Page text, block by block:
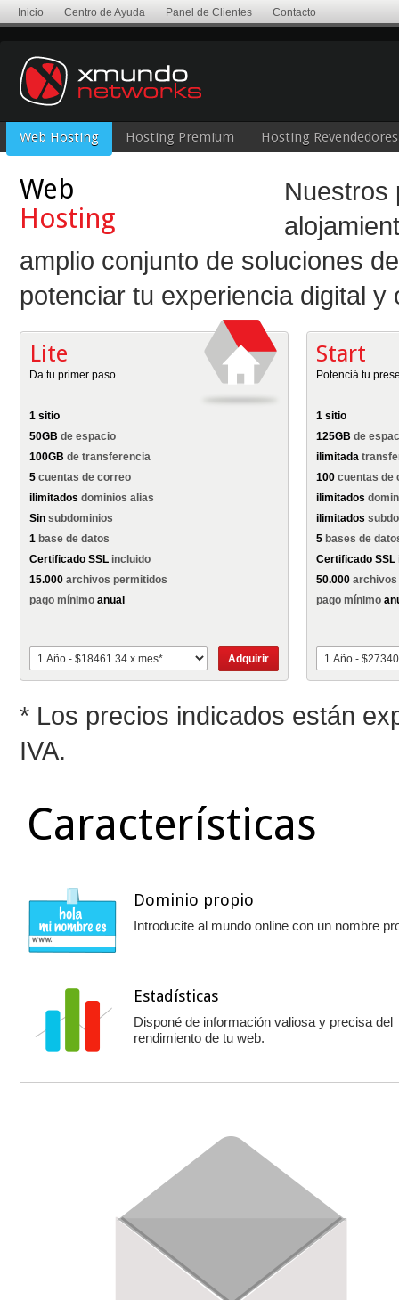
Inicio Centro de Ayuda Panel de Clientes Contacto
Web Hosting Hosting Premium Hosting Revendedores
Web
Hosting
amplio conjunto de soluciones
potenciar tu experiencia digital
Lite
Da tu primer paso.
1 sitio
50GB de espacio
100GB de transferencia
5 cuentas de correo
ilimitados dominios alias
Sin subdominios
1 base de datos
Certificado SSL incluido
15.000 archivos permitidos
pago mínimo anual
Adquirir
Start
Potenciá tu
1 sitio
125GB de
ilimitada
100cuentas de
ilimitados
ilimitados
5bases de
Certificado SSL
50.000archivos
pago mínimo
* Los precios indicados están
IVA.
Características
Dominio propio
Introducite al mundo online con un nombre
Estadísticas
Disponé de información valiosa y precisa del
rendimiento de tu web.